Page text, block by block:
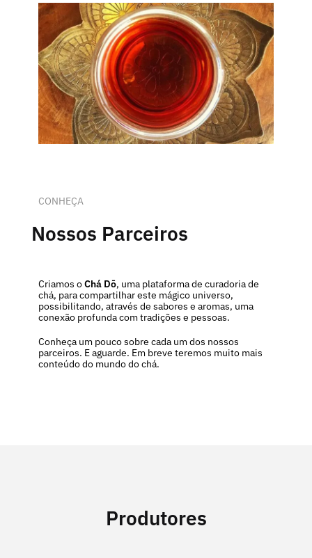
CONHEÇA
Nossos Parceiros
Criamos oChá Dō, uma plataforma de curadoria de
chá, para compartilhar este mágico universo,
possibilitando, através de sabores e aromas, uma
conexão profunda com tradições e pessoas.
Conheça um pouco sobre cada um dos nossos
parceiros. E aguarde. Em breve teremos muito mais
conteúdo do mundo do chá.
Produtores